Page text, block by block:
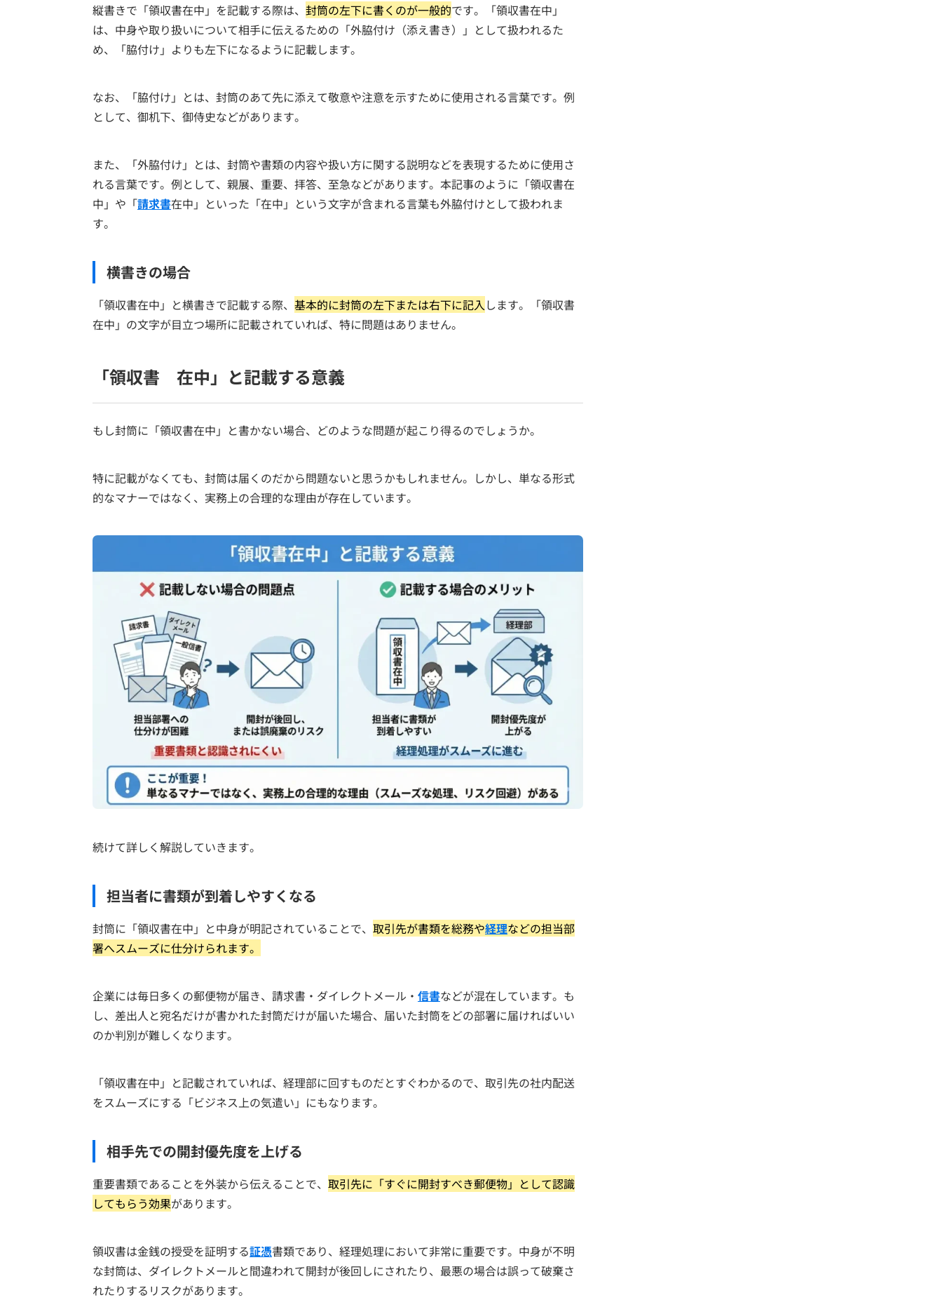
縦書きで「領収書在中」を記載する際は、 封筒の左下に書くのが一般的です。「領収書在中」
は、中身や取り扱いについて相手に伝えるための「外脇付け（添え書き）」として扱われるた
め、「脇付け」よりも左下になるように記載します。
なお、「脇付け」とは、封筒のあて先に添えて敬意や注意を示すために使用される言葉です。例
として、御机下、御侍史などがあります。
また、「外脇付け」とは、封筒や書類の内容や扱い方に関する説明などを表現するために使用さ
れる言葉です。例として、親展、重要、拝答、至急などがあります。本記事のように「領収書在
中」や「請求書在中」といった「在中」という文字が含まれる言葉も外脇付けとして扱われま
す。
横書きの場合
「領収書在中」と横書きで記載する際、 基本的に封筒の左下または右下に記入 します。「領収書
在中」の文字が目立つ場所に記載されていれば、特に問題はありません。
「領収書 在中」と記載する意義
もし封筒に「領収書在中」と書かない場合、どのような問題が起こり得るのでしょうか。
特に記載がなくても、封筒は届くのだから問題ないと思うかもしれません。しかし、単なる形式
的なマナーではなく、実務上の合理的な理由が存在しています。
続けて詳しく解説していきます。
担当者に書類が到着しやすくなる
封筒に「領収書在中」と中身が明記されていることで、 取引先が書類を総務や経理などの担当部
署へスムーズに仕分けられます。
企業には毎日多くの郵便物が届き、請求書・ダイレクトメール・ 信書などが混在しています。も
し、差出人と宛名だけが書かれた封筒だけが届いた場合、届いた封筒をどの部署に届ければいい
のか判別が難しくなります。
「領収書在中」と記載されていれば、経理部に回すものだとすぐわかるので、取引先の社内配送
をスムーズにする「ビジネス上の気遣い」にもなります。
相手先での開封優先度を上げる
重要書類であることを外装から伝えることで、 取引先に「すぐに開封すべき郵便物」として認識
してもらう効果があります。
領収書は金銭の授受を証明する証憑書類であり、経理処理において非常に重要です。中身が不明
な封筒は、ダイレクトメールと間違われて開封が後回しにされたり、最悪の場合は誤って破棄さ
れたりするリスクがあります。